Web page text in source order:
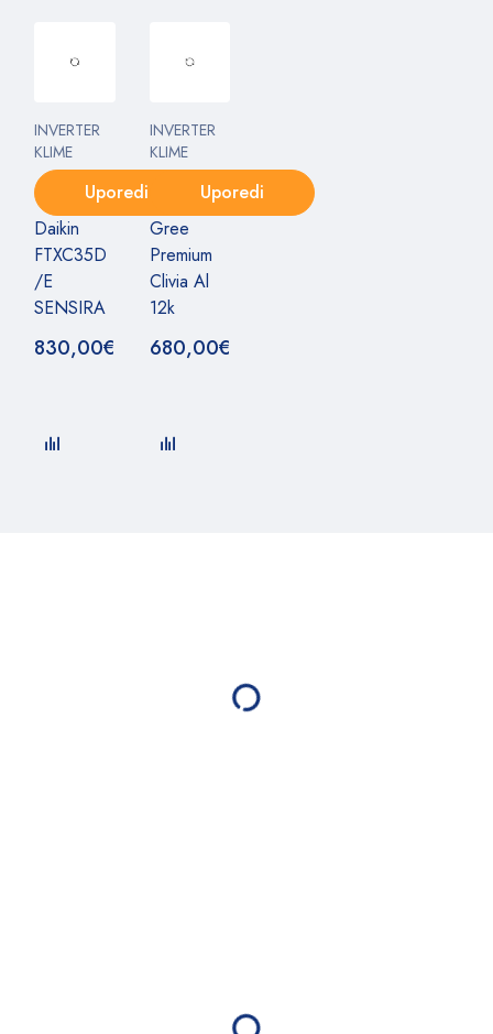
INVERTER
KLIME
Uporedi
Daikin
FTXC35D
/E
SENSIRA
830,00€
INVERTER
KLIME
Uporedi
Gree
Premium
Clivia Al
12k
680,00€